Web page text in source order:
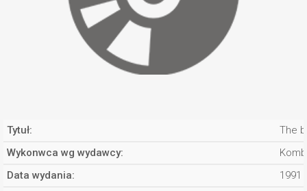
Tytuł:
The
Wykonwca wg wydawcy:
Data wydania:
1991